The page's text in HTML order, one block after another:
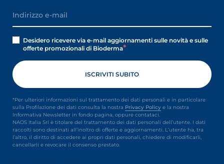
Desidero ricevere via e-mail aggiornamenti sulle novità e sulle
offerte promozionali di Bioderma
*Per ulteriori informazioni sul trattamento dei dati personali e in particolare
sulla Profilazione dei dati consulta la nostra Privacy Policy e la nostra
Informativa Newsletter in fondo pagina, oppure contataci.
NAOS Italia Srl è titolare del trattamento dei dati personali dell’utente. I dati
raccolti sono destinati all’inoltro di offerte e aggiornamenti. L’utente ha, tra
l’altro, il diritto di accedere ai propri dati personali, chiedere di modificarli,
cancellarli e revocare il consenso prestato.